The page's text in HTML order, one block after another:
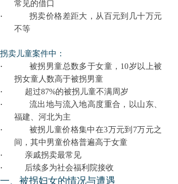
常见的借口
·
拐卖价格差距大，从百元到几十万元
不等
拐卖儿童案件中：
·
被拐男童总数多于女童，10岁以上被
拐女童人数高于被拐男童
·
超过87%的被拐儿童不满周岁
·
流出地与流入地高度重合，以山东、
福建、河北为主
·
被拐儿童价格集中在3万元到7万元之
间 ，其中男童价格普遍高于女童
·
亲戚拐卖最常见
·
后续多为社会福利院接收
一、被拐妇女的情况与遭遇